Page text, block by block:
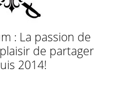
: La passion de
de partager
2014!